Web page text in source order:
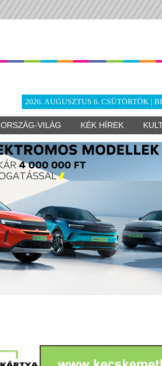
2026. AUGUSZTUS 6. CSÜTÖRTÖK |
ORSZÁG-VILÁG KÉK HÍREK